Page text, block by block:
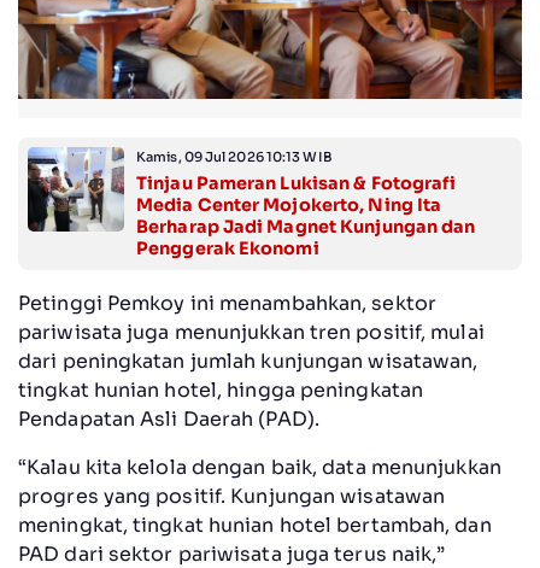
Kamis, 09 Jul 2026 10:13 WIB
Tinjau Pameran Lukisan & Fotografi
Media Center Mojokerto, Ning Ita
Berharap Jadi Magnet Kunjungan dan
Penggerak Ekonomi
Petinggi Pemkoy ini menambahkan, sektor
pariwisata juga menunjukkan tren positif, mulai
dari peningkatan jumlah kunjungan wisatawan,
tingkat hunian hotel, hingga peningkatan
Pendapatan Asli Daerah (PAD).
“Kalau kita kelola dengan baik, data menunjukkan
progres yang positif. Kunjungan wisatawan
meningkat, tingkat hunian hotel bertambah, dan
PAD dari sektor pariwisata juga terus naik,”